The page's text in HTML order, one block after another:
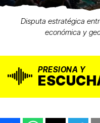
Disputa estratégica
económica y
PRESIONA Y